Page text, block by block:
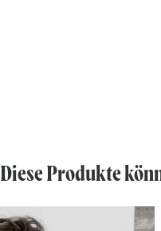
Diese Produkte